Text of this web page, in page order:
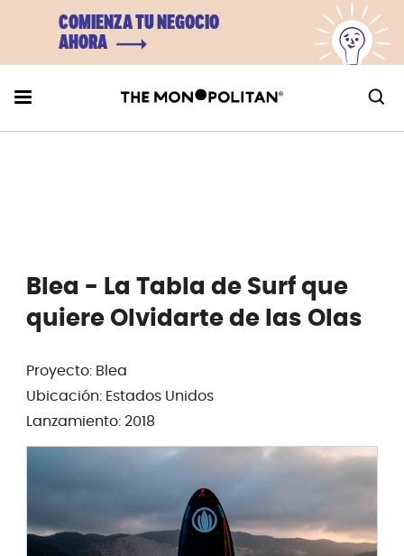
COMIENZA TU NEGOCIO
AHORA
Blea - La Tabla de Surf que
quiere Olvidarte de las Olas
Proyecto: Blea
Ubicación: Estados Unidos
Lanzamiento: 2018